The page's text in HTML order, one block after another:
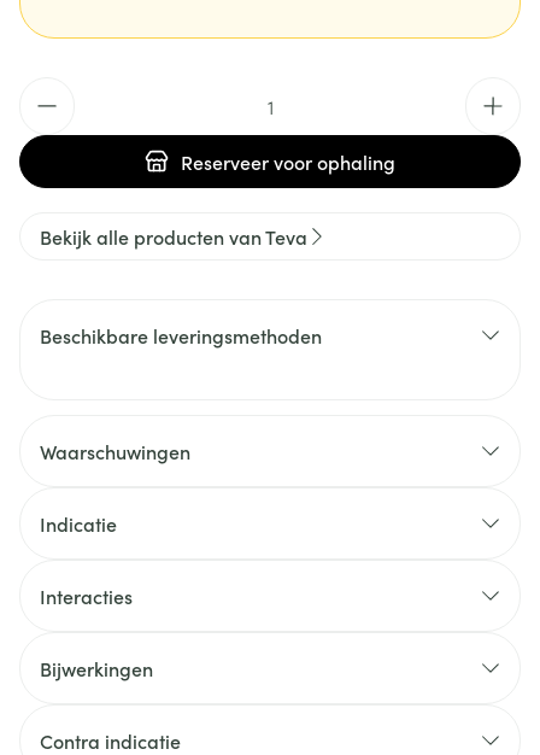
Reserveervoor ophaling
Bekijk alle producten van Teva
Beschikbare leveringsmethoden
Waarschuwingen
Indicatie
Interacties
Bijwerkingen
Contra indicatie